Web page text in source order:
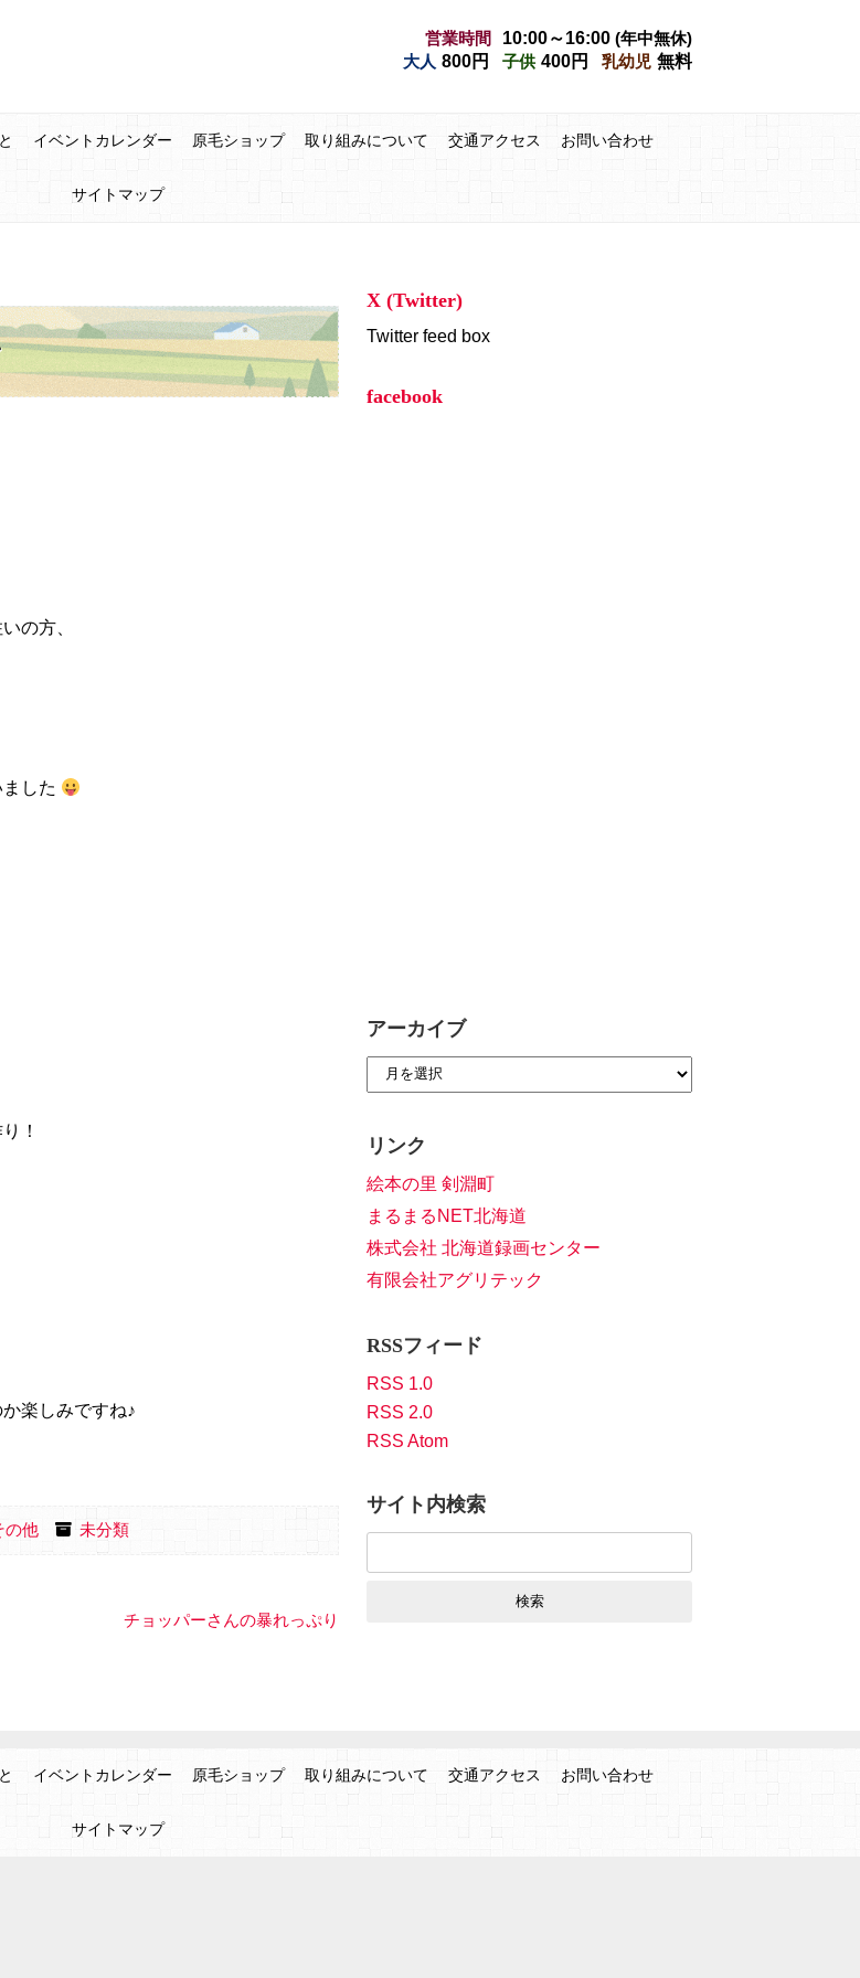
営業時間 10:00～16:00 (年中無休)
大人 800円 子供 400円 乳幼児 無料
イベントカレンダー 原毛ショップ 取り組みについて 交通アクセス お問い合わせ
サイトマップ
の方、
した
！
楽しみですね♪
の他 未分類
チョッパーさんの暴れっぷり
X (Twitter)
Twitter feed box
facebook
アーカイブ
リンク
絵本の里 剣淵町
まるまるNET北海道
株式会社 北海道録画センター
有限会社アグリテック
RSSフィード
RSS 1.0
RSS 2.0
RSS Atom
サイト内検索
イベントカレンダー 原毛ショップ 取り組みについて 交通アクセス お問い合わせ
サイトマップ